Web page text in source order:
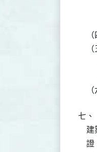
七、